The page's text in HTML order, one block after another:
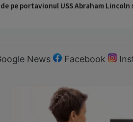
pe portavionul USS Abraham
News Facebook